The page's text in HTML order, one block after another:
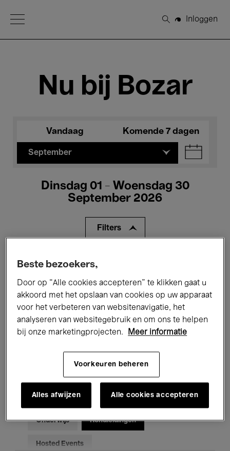
Open Menu
Zoeken
Inloggen
Nu bij Bozar
Vandaag Komende 7 dagen
September
Dinsdag 01 - Woensdag 30
September 2026
Filters
Alle evenementen
Tentoonstellingen Films
Performances Lezingen & Debatten
Jazz Klassieke Muziek Global Music
Voor iedereen Kids’ Palace
Onderwijs Rondleidingen
Hosted Events
Beste bezoekers,
Door op “Alle cookies accepteren” te klikken gaat u
akkoord met het opslaan van cookies op uw apparaat
voor het verbeteren van websitenavigatie, het
analyseren van websitegebruik en om ons te helpen
bij onze marketingprojecten.
Meer informatie
Voorkeuren beheren
Alles afwijzen Alle cookies accepteren